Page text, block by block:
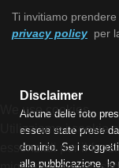
Ti invitiamo
privacy policy per
Disclaimer
Alcune delle foto
essere state prese
dominio. Se i
alla pubblicazione, lo
We use cookies
Utilizziamo i cookie
essenziali per il